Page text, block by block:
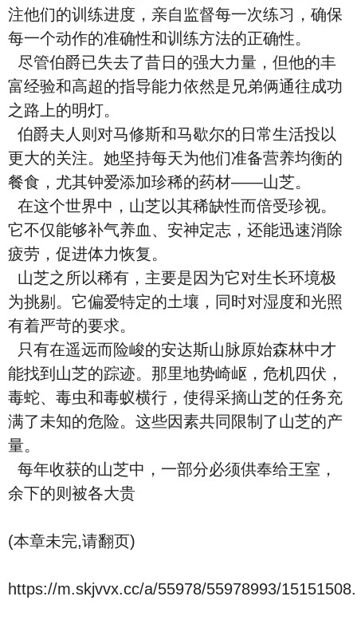
注他们的训练进度，亲自监督每一次练习，确保
每一个动作的准确性和训练方法的正确性。
尽管伯爵已失去了昔日的强大力量，但他的丰
富经验和高超的指导能力依然是兄弟俩通往成功
之路上的明灯。
伯爵夫人则对马修斯和马歇尔的日常生活投以
更大的关注。她坚持每天为他们准备营养均衡的
餐食，尤其钟爱添加珍稀的药材——山芝。
在这个世界中，山芝以其稀缺性而倍受珍视。
它不仅能够补气养血、安神定志，还能迅速消除
疲劳，促进体力恢复。
山芝之所以稀有，主要是因为它对生长环境极
为挑剔。它偏爱特定的土壤，同时对湿度和光照
有着严苛的要求。
只有在遥远而险峻的安达斯山脉原始森林中才
能找到山芝的踪迹。那里地势崎岖，危机四伏，
毒蛇、毒虫和毒蚁横行，使得采摘山芝的任务充
满了未知的危险。这些因素共同限制了山芝的产
量。
每年收获的山芝中，一部分必须供奉给王室，
余下的则被各大贵
(本章未完,请翻页)
https://m.skjvvx.cc/a/55978/55978993/